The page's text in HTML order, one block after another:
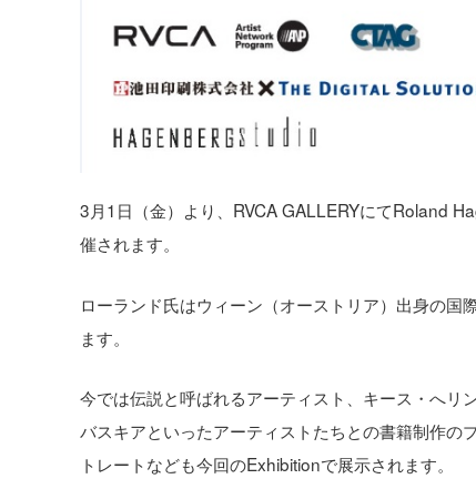
3月1日（金）より、RVCA GALLERYにてRoland
催されます。
ローランド氏はウィーン（オーストリア）出身の国
ます。
今では伝説と呼ばれるアーティスト、キース・へリ
バスキアといったアーティストたちとの書籍制作の
トレートなども今回のExhibitionで展示されます。